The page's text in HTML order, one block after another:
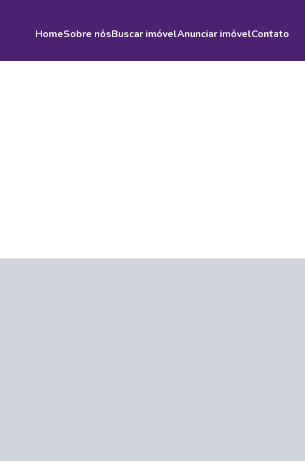
HomeSobre nósBuscar imóvelAnunciar imóvelContato